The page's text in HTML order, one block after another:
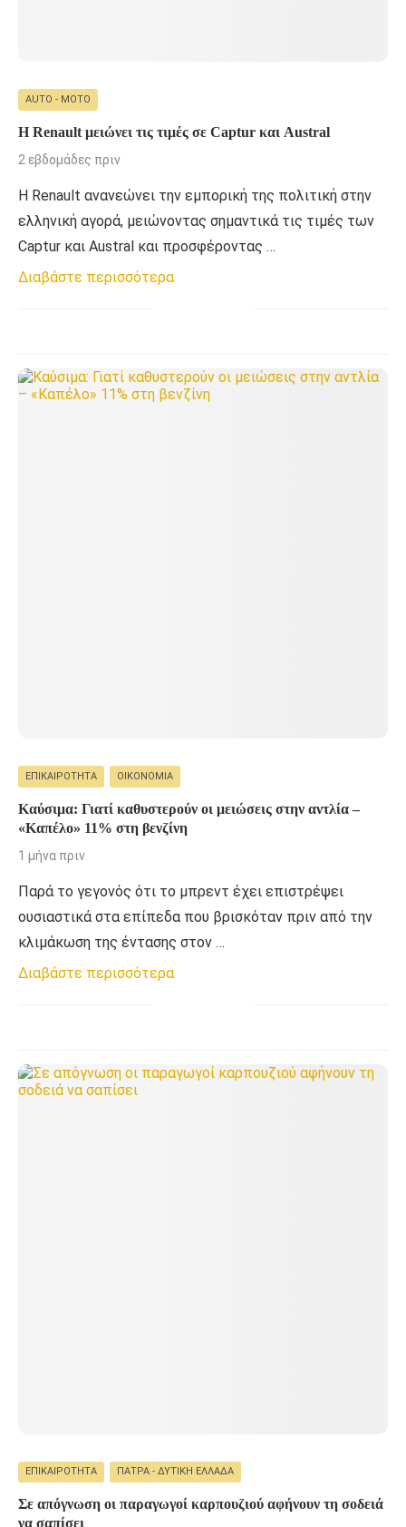
AUTO - MOTO
Η Renault μειώνει τις τιμές σε Captur και Austral
2 εβδομάδες πριν
Η Renault ανανεώνει την εμπορική της πολιτική στην
ελληνική αγορά, μειώνοντας σημαντικά τις τιμές των
Captur και Austral και προσφέροντας …
Διαβάστε περισσότερα
ΕΠΙΚΑΙΡΌΤΗΤΑ ΟΙΚΟΝΟΜΊΑ
Καύσιμα: Γιατί καθυστερούν οι μειώσεις στην αντλία –
«Καπέλο» 11% στη βενζίνη
1 μήνα πριν
Παρά το γεγονός ότι το μπρεντ έχει επιστρέψει
ουσιαστικά στα επίπεδα που βρισκόταν πριν από την
κλιμάκωση της έντασης στον …
Διαβάστε περισσότερα
ΕΠΙΚΑΙΡΌΤΗΤΑ ΠΆΤΡΑ - ΔΥΤΙΚΉ ΕΛΛΆΔΑ
Σε απόγνωση οι παραγωγοί καρπουζιού αφήνουν τη σοδειά
να σαπίσει